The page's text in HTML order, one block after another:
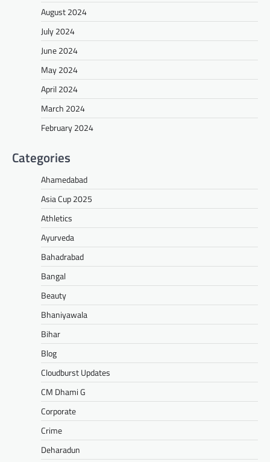
August 2024
July 2024
June 2024
May 2024
April 2024
March 2024
February 2024
Categories
Ahamedabad
Asia Cup 2025
Athletics
Ayurveda
Bahadrabad
Bangal
Beauty
Bhaniyawala
Bihar
Blog
Cloudburst Updates
CM Dhami G
Corporate
Crime
Deharadun